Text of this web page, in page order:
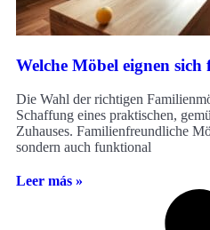
Welche Möbel eignen
Die Wahl der richtigen
Schaffung eines praktischen,
Zuhauses. Familienfreundliche
sondern auch funktional
Leer más »